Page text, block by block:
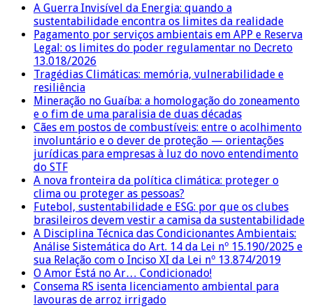
A Guerra Invisível da Energia: quando a
sustentabilidade encontra os limites da realidade
Pagamento por serviços ambientais em APP e Reserva
Legal: os limites do poder regulamentar no Decreto
13.018/2026
Tragédias Climáticas: memória, vulnerabilidade e
resiliência
Mineração no Guaíba: a homologação do zoneamento
e o fim de uma paralisia de duas décadas
Cães em postos de combustíveis: entre o acolhimento
involuntário e o dever de proteção — orientações
jurídicas para empresas à luz do novo entendimento
do STF
A nova fronteira da política climática: proteger o
clima ou proteger as pessoas?
Futebol, sustentabilidade e ESG: por que os clubes
brasileiros devem vestir a camisa da sustentabilidade
A Disciplina Técnica das Condicionantes Ambientais:
Análise Sistemática do Art. 14 da Lei nº 15.190/2025 e
sua Relação com o Inciso XI da Lei nº 13.874/2019
O Amor Está no Ar… Condicionado!
Consema RS isenta licenciamento ambiental para
lavouras de arroz irrigado